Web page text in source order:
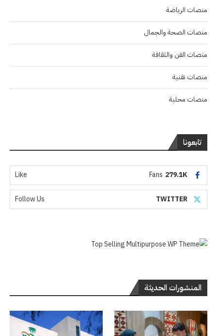
منصات الرياضة
منصات الصحة والجمال
منصات الفن والثقافة
منصات تقنية
منصات محلية
تابعونا
279.1K
Fans
Like
TWITTER
Follow Us
المنشورات الحديثة